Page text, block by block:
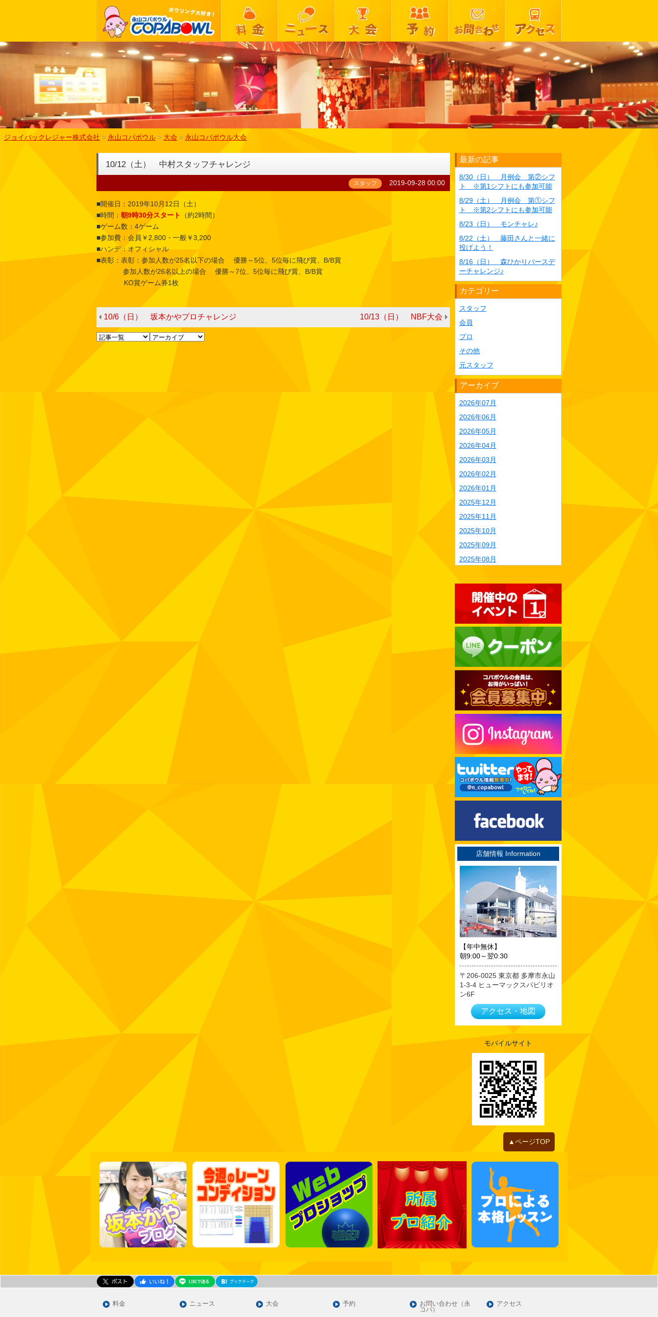
ジョイパックレジャー株式会社 > 永山コパボウル > 大会 > 永山コパボウル大会
10/12（土） 中村スタッフチャレンジ
スタッフ 2019-09-28 00:00
■開催日：2019年10月12日（土）
■時間： 朝9時30分スタート
（約2時間）
■ゲーム数：4ゲーム
■参加費：会員￥2,800・一般￥3,200
■ハンデ：オフィシャル
■表彰：表彰：参加人数が25名以下の場合 優勝～5位、5位毎に飛び賞、B/B賞
参加人数が26名以上の場合 優勝～7位、5位毎に飛び賞、B/B賞
KO賞ゲーム券1枚
10/6（日） 坂本かやプロチャレンジ 10/13（日） NBF大会
最新の記事
8/30（日） 月例会 第②シフ
ト ※第1シフトにも参加可能
8/29（土） 月例会 第①シフ
ト ※第2シフトにも参加可能
8/23（日） モンチャレ♪
8/22（土） 藤田さんと一緒に
投げよう！
8/16（日） 森ひかりバースデ
ーチャレンジ♪
カテゴリー
スタッフ
会員
プロ
その他
元スタッフ
アーカイブ
2026年07月
2026年06月
2026年05月
2026年04月
2026年03月
2026年02月
2026年01月
2025年12月
2025年11月
2025年10月
2025年09月
2025年08月
2025年05月
2025年04月
2025年03月
2025年02月
2025年01月
2024年12月
2024年11月
2024年10月
2024年09月
2024年08月
2024年07月
2024年06月
2024年05月
2024年04月
2024年03月
2024年02月
2024年01月
2023年12月
2023年11月
2023年10月
2023年09月
2023年08月
2023年07月
2023年06月
2023年05月
2023年04月
2023年02月
2023年01月
2022年12月
2022年11月
2022年10月
2022年08月
2022年07月
2022年06月
2022年05月
2022年04月
2022年01月
2021年11月
2021年10月
2021年09月
2021年07月
2021年06月
2021年05月
2021年01月
店舗情報 Information
【年中無休】
朝9:00～翌0:30
206-0025 東京都 多摩市永山
1-3-4 ヒューマックスパビリオ
ン6F
アクセス・地図
モバイルサイト
▲ページTOP
料金 ニュース 大会 予約
お問い合わせ（永
コパ）
アクセス